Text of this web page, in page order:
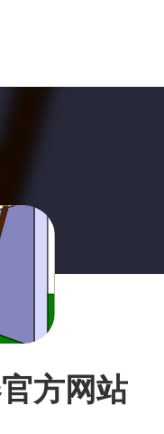
方网站